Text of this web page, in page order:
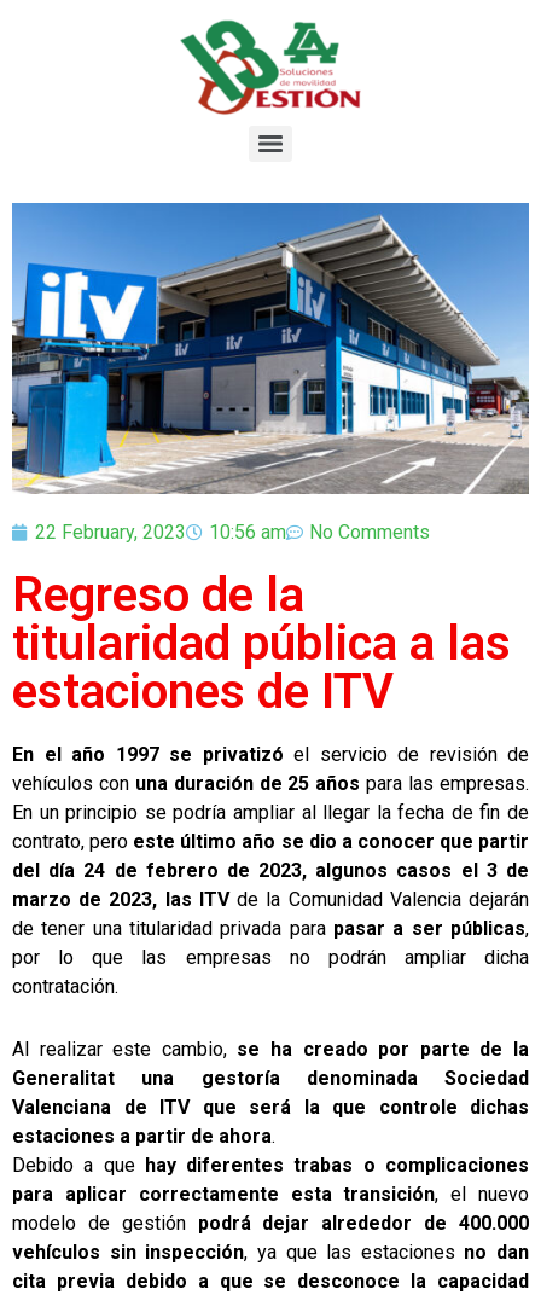
22 February, 2023 10:56 am No Comments
Regreso de la
titularidad pública a las
estaciones de ITV
En el año 1997 se privatizó el servicio de revisión de
vehículos con una duración de 25 años para las empresas.
En un principio se podría ampliar al llegar la fecha de fin de
contrato, pero este último año se dio a conocer que partir
del día 24 de febrero de 2023, algunos casos el 3 de
marzo de 2023, las ITVde la Comunidad Valencia dejarán
de tener una titularidad privada para pasar a ser públicas,
por lo que las empresas no podrán ampliar dicha
contratación.
Al realizar este cambio, se ha creado por parte de la
Generalitat una gestoría denominada Sociedad
Valenciana de ITV que será la que controle dichas
estaciones a partir de ahora.
Debido a que hay diferentes trabas o complicaciones
para aplicar correctamente esta transición, el nuevo
modelo de gestión podrá dejar alrededor de 400.000
vehículos sin inspección, ya que las estaciones no dan
cita previa debido a que se desconoce la capacidad